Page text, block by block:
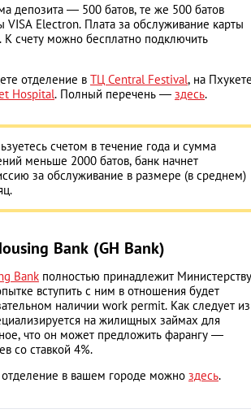
депозита ― 500 батов, те же 500 батов
VISA Electron. Плата за обслуживание карты
счету можно бесплатно подключить
отделение в ТЦ Central Festival, на
Hospital. Полный перечень ― здесь.
счетом в течение года и сумма
меньше 2000 батов, банк начнет
за обслуживание в размере (в среднем)
Bank (GH Bank)
Bank полностью принадлежит Министерству
вступить с ним в отношения будет
наличии work permit. Как следует из
на жилищных займах для
что он может предложить фарангу ―
со ставкой 4%.
в вашем городе можно здесь.